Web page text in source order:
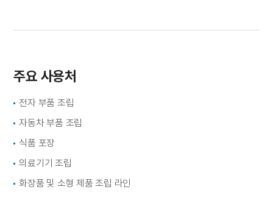
주요 사용처
전자 부품 조립
자동차 부품 조립
식품 포장
의료기기 조립
화장품 및 소형 제품 조립 라인